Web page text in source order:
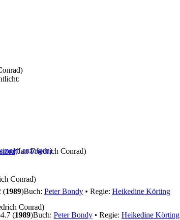
(Jan-Friedrich Conrad)
Conrad)
Conrad)
anzeigen)
(1989)Buch: Peter Bondy • Regie: Heikedine Körting
(1989)Buch: Peter Bondy • Regie: Heikedine Körting